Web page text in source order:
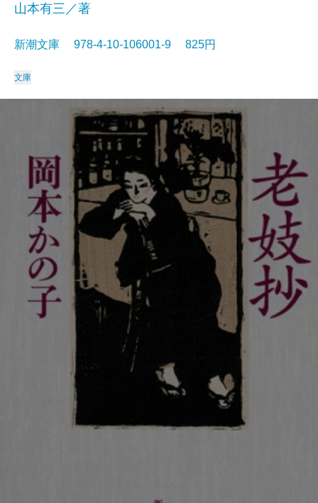
山本有三／著
新潮文庫 978-4-10-106001-9 825円
文庫